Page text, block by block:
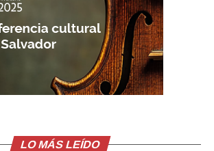
LO MÁS LEÍDO